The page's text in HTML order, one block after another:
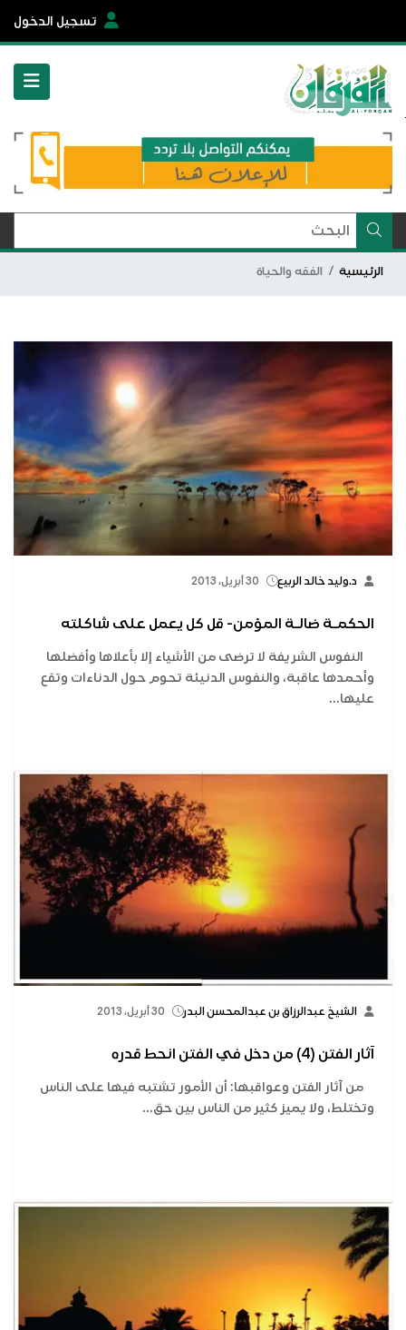
تسجيل الدخول
الرئيسية الفقه والحياة
د.وليد خالد الربيع 30 أبريل، 2013
الحكمـة ضالـة المؤمن- قل كل يعمل على شاكلته
النفوس الشريفة لا ترضى من الأشياء إلا بأعلاها وأفضلها
وأحمدها عاقبة، والنفوس الدنيئة تحوم حول الدناءات وتقع
عليها...
الشيخ عبدالرزاق بن عبدالمحسن البدر 30 أبريل، 2013
آثار الفتن (4) من دخل في الفتن انحط قدره
من آثار الفتن وعواقبها: أن الأمور تشتبه فيها على الناس
وتختلط، ولا يميز كثير من الناس بين حق...